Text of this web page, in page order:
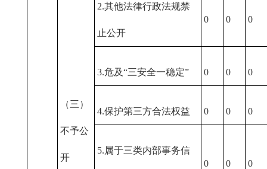
（三）
不予公
开
2.其他法律行政法规禁
止公开
0 0 0
3.危及“三安全一稳定” 0 0 0
4.保护第三方合法权益 0 0 0
5.属于三类内部事务信
0 0 0